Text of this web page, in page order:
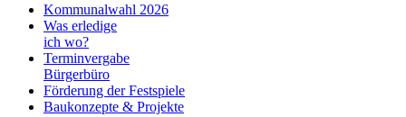
Kommunalwahl 2026
Was erledige
ich wo?
Terminvergabe
Bürgerbüro
Förderung der Festspiele
Baukonzepte & Projekte